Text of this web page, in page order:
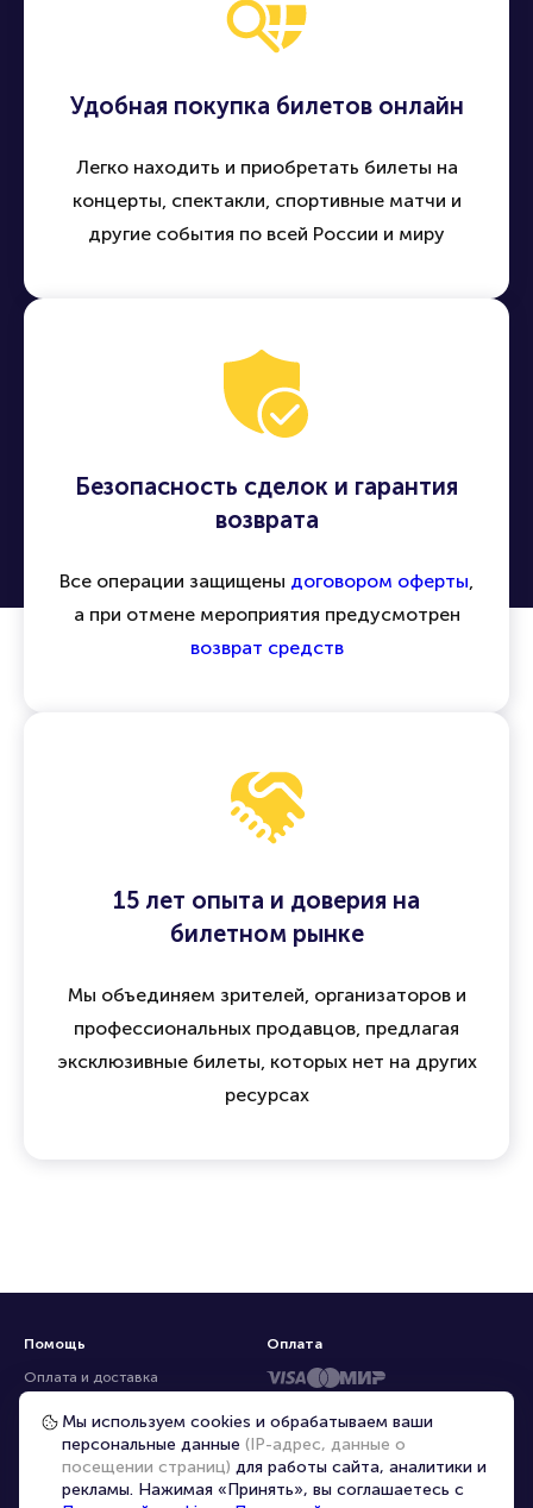
Удобная покупка билетов онлайн
Легко находить и приобретать билеты на
концерты, спектакли, спортивные матчи и
другие события по всей России и миру
Безопасность сделок и гарантия
возврата
Все операции защищены договором оферты,
а при отмене мероприятия предусмотрен
возврат средств
15 лет опыта и доверия на
билетном рынке
Мы объединяем зрителей, организаторов и
профессиональных продавцов, предлагая
эксклюзивные билеты, которых нет на других
ресурсах
Помощь
Оплата и доставка
Частые вопросы
Перепродажа билетов
Организаторам
Оплата
Мы используем cookies и обрабатываем ваши
персональные данные (IP-адрес, данные о
посещении страниц) для работы сайта, аналитики и
рекламы. Нажимая «Принять», вы соглашаетесь с